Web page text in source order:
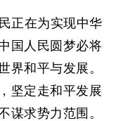
正在为实现中华
国人民圆梦必将
界和平与发展。
坚定走和平发展
谋求势力范围。